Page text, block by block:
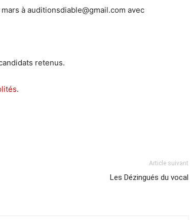
à auditionsdiable@gmail.com avec
retenus.
.
Article suivant
Les Dézingués du vocal